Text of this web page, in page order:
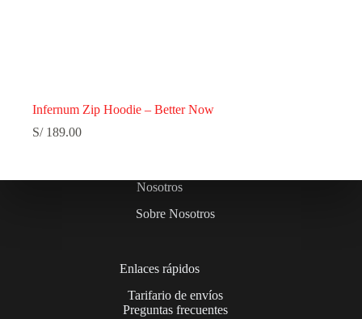
Infernum Zip Hoodie – Better Now
S/189.00
Nosotros
Sobre Nosotros
Enlaces rápidos
Tarifario de envíos
Preguntas frecuentes